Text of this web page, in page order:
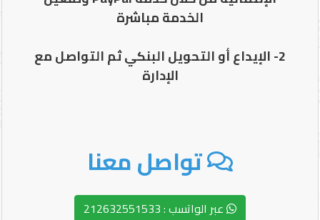
الخدمة مباشرة
2- الإيداع أو التحويل البنكي ثم التواصل مع
الإدارة
تواصل معنا
عبر الواتسب : 212632551533